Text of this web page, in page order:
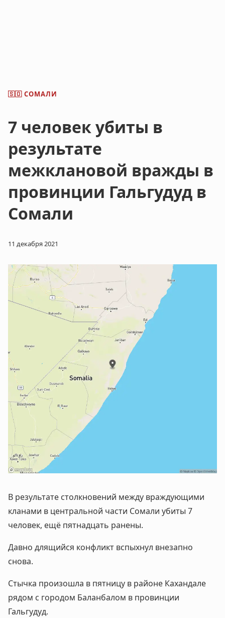
🇸🇴 СОМАЛИ
7 человек убиты в
результате
межклановой вражды в
провинции Гальгудуд в
Сомали
11 декабря 2021
В результате столкновений между враждующими
кланами в центральной части Сомали убиты 7
человек, ещё пятнадцать ранены.
Давно длящийся конфликт вспыхнул внезапно
снова.
Стычка произошла в пятницу в районе Кахандале
рядом с городом Баланбалом в провинции
Гальгудуд.